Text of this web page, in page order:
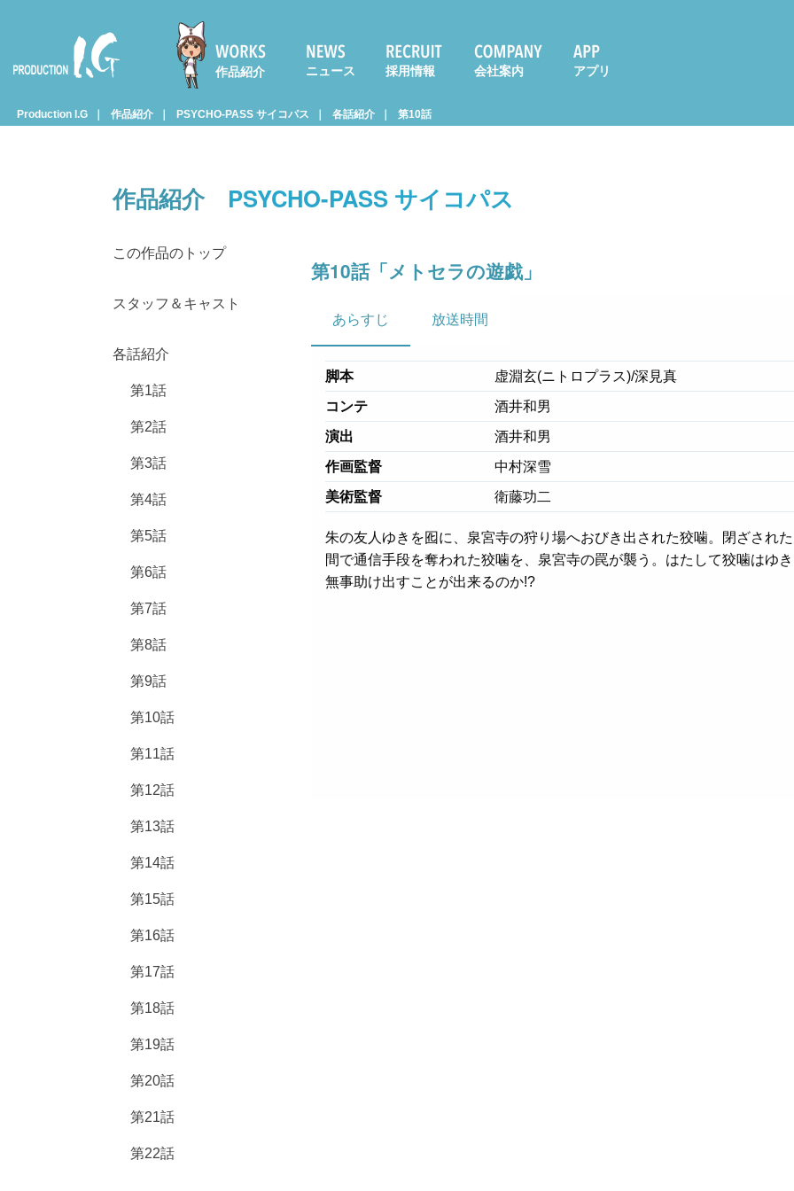
Prod
作品紹介 ニュース 採用情報 会社案内 アプリ
Production I.G 作品紹介 PSYCHO-PASS サイコパス 各話紹介 第10話
作品紹介 PSYCHO-PASS サイコパス
この作品のトップ
スタッフ＆キャスト
各話紹介
第1話
第2話
第3話
第4話
第5話
第6話
第7話
第8話
第9話
第10話
第11話
第12話
第13話
第14話
第15話
第16話
第17話
第18話
第19話
第20話
第21話
第22話
第10話「メトセラの遊戯」
あらすじ 放送時間
脚本
虚淵玄(ニトロプラス)/深見真
コンテ
酒井和男
演出
酒井和男
作画監督
中村深雪
美術監督
衛藤功二
朱の友人ゆきを囮に、泉宮寺の狩り場へおびき出された狡噛。閉ざされ
間で通信手段を奪われた狡噛を、泉宮寺の罠が襲う。はたして狡噛はゆ
無事助け出すことが出来るのか!?